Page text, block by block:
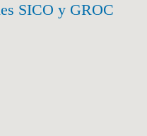
SICO y GROC